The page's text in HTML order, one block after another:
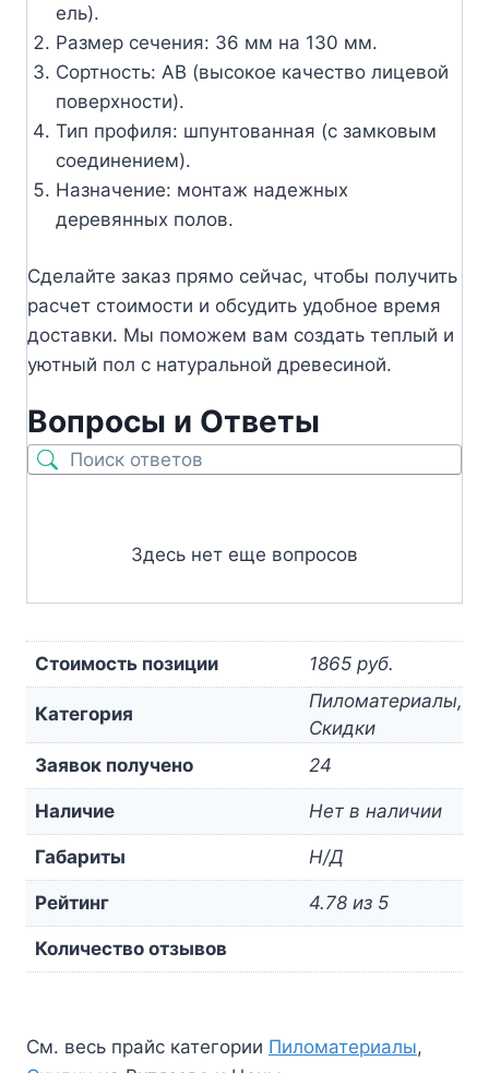
ель).
Размер сечения: 36 мм на 130 мм.
Сортность: АВ (высокое качество лицевой
поверхности).
Тип профиля: шпунтованная (с замковым
соединением).
Назначение: монтаж надежных
деревянных полов.
Сделайте заказ прямо сейчас, чтобы получить
расчет стоимости и обсудить удобное время
доставки. Мы поможем вам создать теплый и
уютный пол с натуральной древесиной.
Вопросы и Ответы
Здесь нет еще вопросов
Стоимость позиции 1865 руб.
Категория
Пиломатериалы,
Скидки
Заявок получено
24
Наличие Нет в наличии
Габариты Н/Д
Рейтинг 4.78 из 5
Количество отзывов
См. весь прайс категории Пиломатериалы,